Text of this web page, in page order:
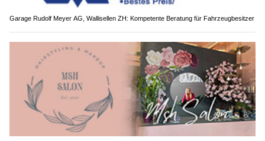
Garage Rudolf Meyer AG, Wallisellen ZH: Kompetente Beratung für Fahrzeugbesitzer